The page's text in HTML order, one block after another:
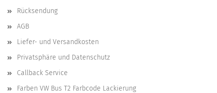
Rücksendung
AGB
Liefer- und Versandkosten
Privatsphäre und Datenschutz
Callback Service
Farben VW Bus T2 Farbcode Lackierung